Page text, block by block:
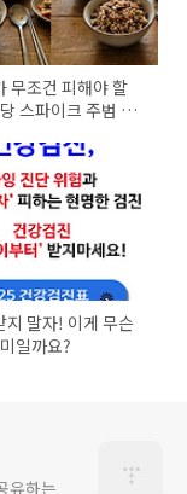
무조건 피해야 할
스파이크 주범 5가
지 말자! 이게 무슨
일까요?
유하는